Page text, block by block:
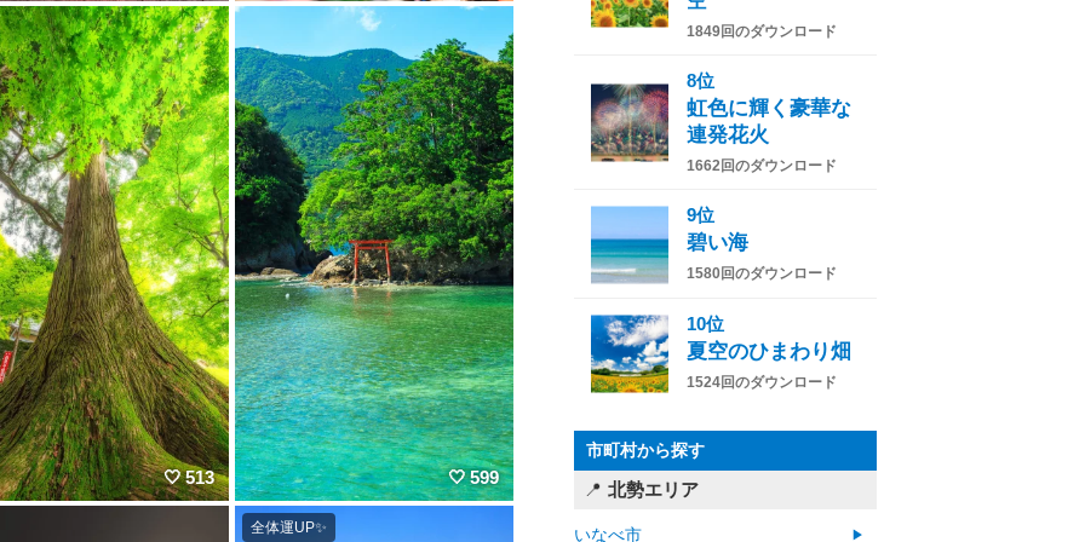
513 599
全体運UP✨️
1849回のダウンロード
8位
虹色に輝く豪華な
連発花火
1662回のダウンロード
9位
碧い海
1580回のダウンロード
10位
夏空のひまわり畑
1524回のダウンロード
市町村から探す
北勢エリア
いなべ市